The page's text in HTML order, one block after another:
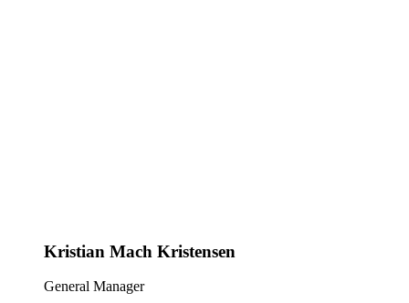
Kristian Mach Kristensen
General Manager